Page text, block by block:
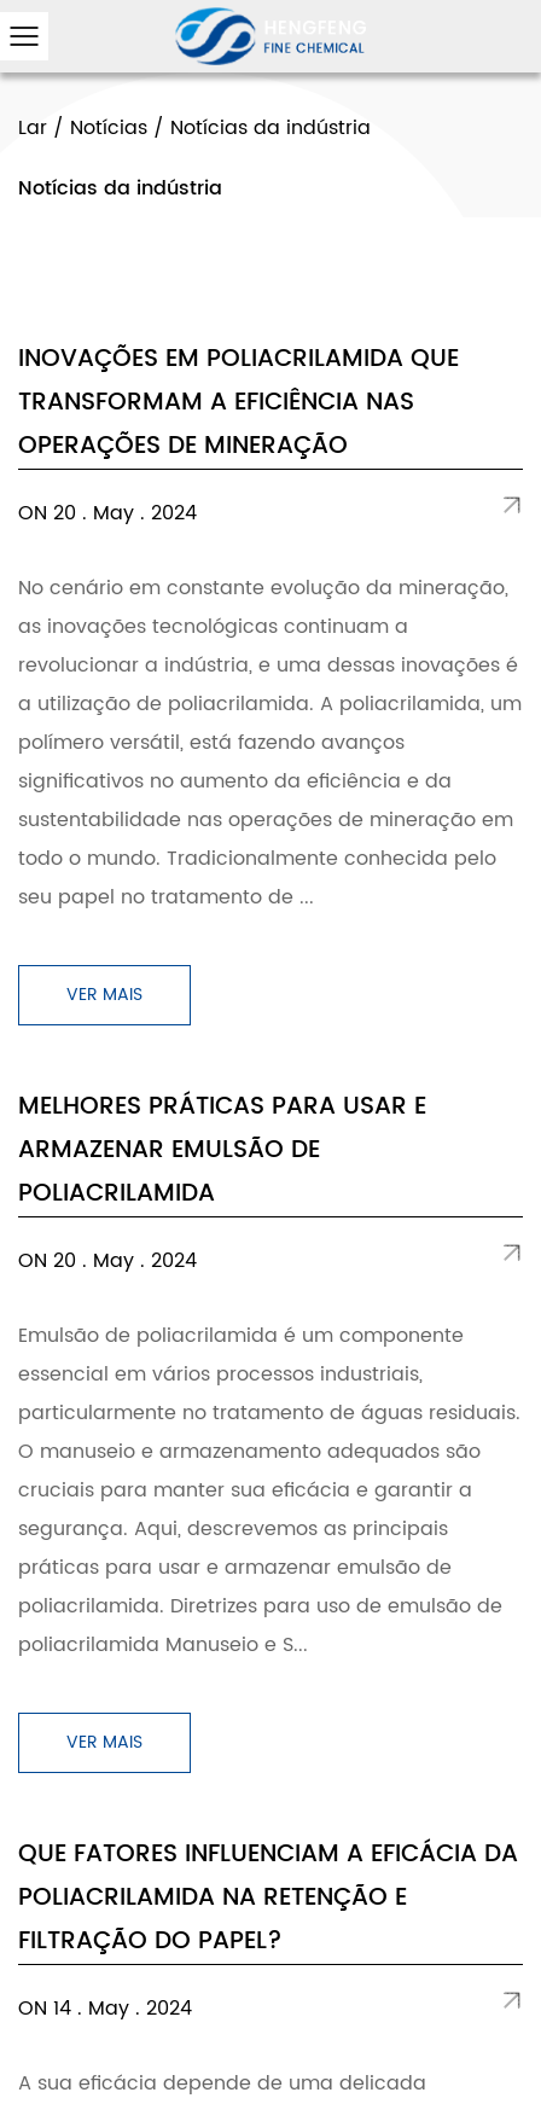
Lar / Notícias / Notícias da indústria
Notícias da indústria
INOVAÇÕES EM POLIACRILAMIDA QUE
TRANSFORMAM A EFICIÊNCIA NAS
OPERAÇÕES DE MINERAÇÃO
ON 20 . May . 2024
No cenário em constante evolução da mineração,
as inovações tecnológicas continuam a
revolucionar a indústria, e uma dessas inovações é
a utilização de poliacrilamida. A poliacrilamida, um
polímero versátil, está fazendo avanços
significativos no aumento da eficiência e da
sustentabilidade nas operações de mineração em
todo o mundo. Tradicionalmente conhecida pelo
seu papel no tratamento de ...
VER MAIS
MELHORES PRÁTICAS PARA USAR E
ARMAZENAR EMULSÃO DE
POLIACRILAMIDA
ON 20 . May . 2024
Emulsão de poliacrilamida é um componente
essencial em vários processos industriais,
particularmente no tratamento de águas residuais.
O manuseio e armazenamento adequados são
cruciais para manter sua eficácia e garantir a
segurança. Aqui, descrevemos as principais
práticas para usar e armazenar emulsão de
poliacrilamida. Diretrizes para uso de emulsão de
poliacrilamida Manuseio e S...
VER MAIS
QUE FATORES INFLUENCIAM A EFICÁCIA DA
POLIACRILAMIDA NA RETENÇÃO E
FILTRAÇÃO DO PAPEL?
ON 14 . May . 2024
A sua eficácia depende de uma delicada